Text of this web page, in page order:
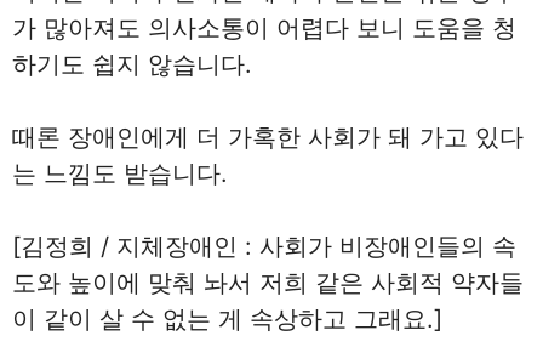
가 많아져도 의사소통이 어렵다 보니 도움을 청
하기도 쉽지 않습니다.
때론 장애인에게 더 가혹한 사회가 돼 가고 있다
는 느낌도 받습니다.
[김정희 / 지체장애인 : 사회가 비장애인들의 속
도와 높이에 맞춰 놔서 저희 같은 사회적 약자들
이 같이 살 수 없는 게 속상하고 그래요.]